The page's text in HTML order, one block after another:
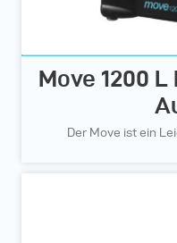
Move 1200
Der Move ist ein